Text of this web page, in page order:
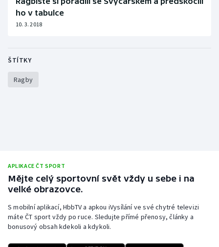
Motorsport
Olympijské hry
Plavání
Rychlostní kanoistika
Short track
Sportovní střelba
ho v tabulce
10. 3. 2018
ŠTÍTKY
Ragby
APLIKACE ČT SPORT
Mějte celý sportovní svět vždy u sebe i na
velké obrazovce.
S mobilní aplikací, HbbTV a apkou iVysílání ve své chytré televizi
máte ČT sport vždy po ruce. Sledujte přímé přenosy, články a
bonusový obsah kdekoli a kdykoli.